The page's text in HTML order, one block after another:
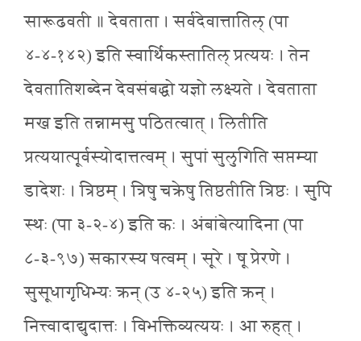
सारूढवती ॥ देवताता । सर्वदेवात्तातिल् (पा
४-४-१४२) इति स्वार्थिकस्तातिल् प्रत्ययः । तेन
देवतातिशब्देन देवसंबद्धो यज्ञो लक्ष्यते । देवताता
मख इति तन्नामसु पठितत्वात् । लितीति
प्रत्ययात्पूर्वस्योदात्तत्वम् । सुपां सुलुगिति सप्तम्या
डादेशः । त्रिष्ठम् । त्रिषु चक्रेषु तिष्ठतीति त्रिष्ठः । सुपि
स्थः (पा ३-२-४) इति कः । अंबांबेत्यादिना (पा
८-३-९७) सकारस्य षत्वम् । सूरे । षू प्रेरणे ।
सुसूधागृधिभ्यः क्रन् (उ ४-२५) इति क्रन् ।
नित्त्वादाद्युदात्तः । विभक्तिव्यत्ययः । आ रुहत् ।